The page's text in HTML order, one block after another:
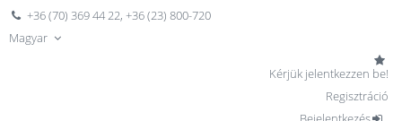
+36 (70) 369 44 22,+36 (23) 800-720
Magyar
Kérjük jelentkezzen be!
Regisztráció